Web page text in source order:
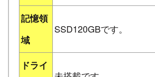
記憶領
域
SSD120GBです。
ドライ